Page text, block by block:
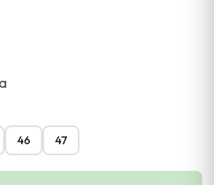
46 47